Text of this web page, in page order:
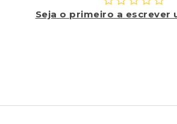
Seja o primeiro a escrever